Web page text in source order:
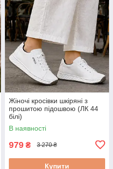
Жіночі кросівки шкіряні з
прошитою підошвою (ЛК 44
білі)
В наявності
979 ₴ 3 270 ₴
Купити